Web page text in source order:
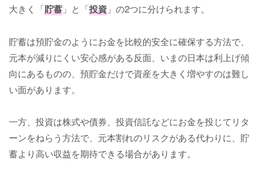
大きく「貯蓄 」と「投資 」の2つに分けられます。
貯蓄は預貯金のようにお金を比較的安全に確保する方法で、
元本が減りにくい安心感がある反面、いまの日本は利上げ傾
向にあるものの、預貯金だけで資産を大きく増やすのは難し
い面があります。
一方、投資は株式や債券、投資信託などにお金を投じてリタ
ーンをねらう方法で、元本割れのリスクがある代わりに、貯
蓄より高い収益を期待できる場合があります。